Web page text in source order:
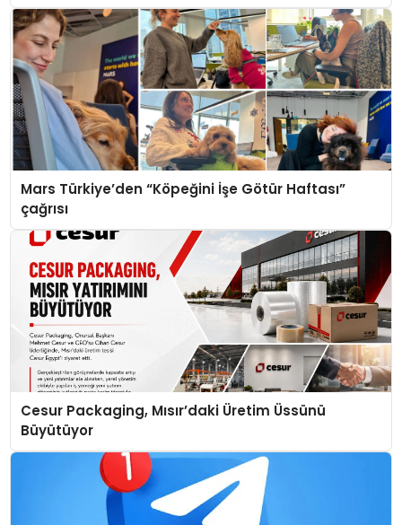
Mars Türkiye’den “Köpeğini İşe Götür Haftası”
çağrısı
Cesur Packaging, Mısır’daki Üretim Üssünü
Büyütüyor